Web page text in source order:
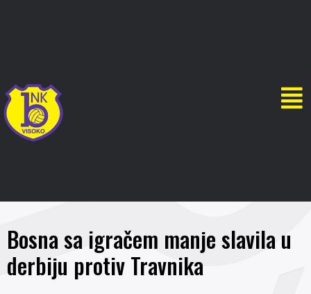
Bosna sa igračem manje slavila u
derbiju protiv Travnika